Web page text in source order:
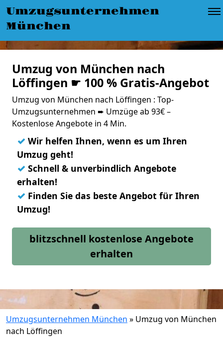
Umzugsunternehmen
München
Umzug von München nach
Löffingen ☛ 100 % Gratis-Angebot
Umzug von München nach Löffingen : Top-
Umzugsunternehmen ➨ Umzüge ab 93€ –
Kostenlose Angebote in 4 Min.
✓ Wir helfen Ihnen, wenn es um Ihren
Umzug geht!
✓ Schnell & unverbindlich Angebote
erhalten!
✓ Finden Sie das beste Angebot für Ihren
Umzug!
blitzschnell kostenlose Angebote
erhalten
Umzugsunternehmen München » Umzug von München
nach Löffingen